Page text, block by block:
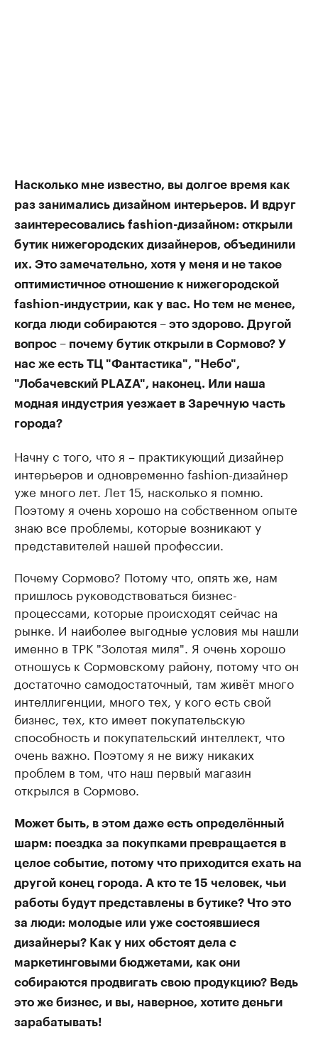
Насколько мне известно, вы долгое время как
раз занимались дизайном интерьеров. И вдруг
заинтересовались fashion-дизайном: открыли
бутик нижегородских дизайнеров, объединили
их. Это замечательно, хотя у меня и не такое
оптимистичное отношение к нижегородской
fashion-индустрии, как у вас. Но тем не менее,
когда люди собираются – это здорово. Другой
вопрос – почему бутик открыли в Сормово? У
нас же есть ТЦ "Фантастика", "Небо",
"Лобачевский PLAZA", наконец. Или наша
модная индустрия уезжает в Заречную часть
города?
Начну с того, что я – практикующий дизайнер
интерьеров и одновременно fashion-дизайнер
уже много лет. Лет 15, насколько я помню.
Поэтому я очень хорошо на собственном опыте
знаю все проблемы, которые возникают у
представителей нашей профессии.
Почему Сормово? Потому что, опять же, нам
пришлось руководствоваться бизнес-
процессами, которые происходят сейчас на
рынке. И наиболее выгодные условия мы нашли
именно в ТРК "Золотая миля". Я очень хорошо
отношусь к Сормовскому району, потому что он
достаточно самодостаточный, там живёт много
интеллигенции, много тех, у кого есть свой
бизнес, тех, кто имеет покупательскую
способность и покупательский интеллект, что
очень важно. Поэтому я не вижу никаких
проблем в том, что наш первый магазин
открылся в Сормово.
Может быть, в этом даже есть определённый
шарм: поездка за покупками превращается в
целое событие, потому что приходится ехать на
другой конец города. А кто те 15 человек, чьи
работы будут представлены в бутике? Что это
за люди: молодые или уже состоявшиеся
дизайнеры? Как у них обстоят дела с
маркетинговыми бюджетами, как они
собираются продвигать свою продукцию? Ведь
это же бизнес, и вы, наверное, хотите деньги
зарабатывать!